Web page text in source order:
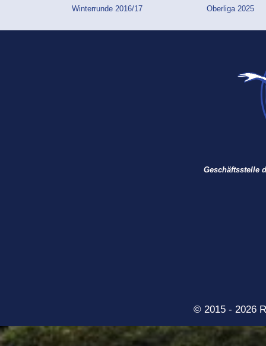
Winterrunde 2016/17
Oberliga 2025
Geschäftsstelle
© 2015 - 2026